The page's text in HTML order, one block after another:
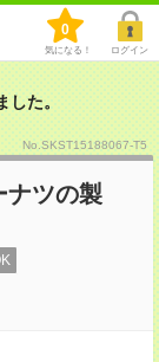
0
気になる！ ログイン
た。
No.SKST15188067-T5
ナツの製